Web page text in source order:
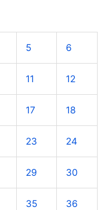
5 6
11 12
17 18
23 24
29 30
35 36